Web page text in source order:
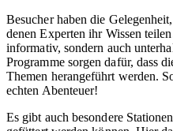
Besucher haben die
denen Experten ihr Wissen
informativ, sondern auch
Programme sorgen dafür, dass
Themen herangeführt werden.
echten Abenteuer!
Es gibt auch besondere